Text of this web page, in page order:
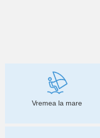
Vremea la mare